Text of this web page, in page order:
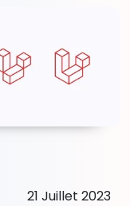
21 Juillet 2023